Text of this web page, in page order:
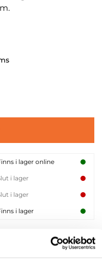
i lager online
i lager
i lager
i lager